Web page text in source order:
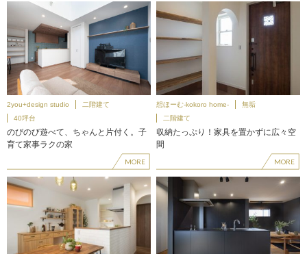
2you+design studio
二階建て
40坪台
のびのび遊べて、ちゃんと片付く。子
育て家事ラクの家
MORE
想ほーむ-kokoro home-
無垢
二階建て
収納たっぷり！家具を置かずに広々空
間
MORE